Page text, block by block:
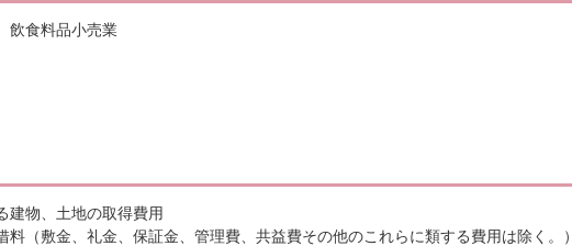
飲食料品小売業
建物、土地の取得費用
（敷金、礼金、保証金、管理費、共益費その他のこれらに類する費用は除く。）